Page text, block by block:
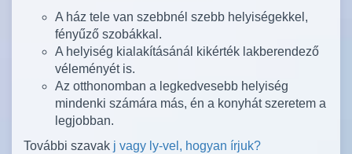
A ház tele van szebbnél szebb helyiségekkel,
fényűző szobákkal.
A helyiség kialakításánál kikérték lakberendező
véleményét is.
Az otthonomban a legkedvesebb helyiség
mindenki számára más, én a konyhát szeretem a
legjobban.
További szavak j vagy ly-vel, hogyan írjuk?